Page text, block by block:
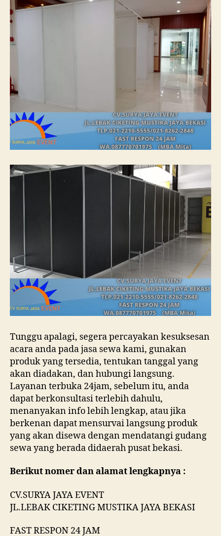
Tunggu apalagi, segera percayakan kesuksesan
acara anda pada jasa sewa kami, gunakan
produk yang tersedia, tentukan tanggal yang
akan diadakan, dan hubungi langsung.
Layanan terbuka 24jam, sebelum itu, anda
dapat berkonsultasi terlebih dahulu,
menanyakan info lebih lengkap, atau jika
berkenan dapat mensurvai langsung produk
yang akan disewa dengan mendatangi gudang
sewa yang berada didaerah pusat bekasi.
Berikut nomer dan alamat lengkapnya :
CV.SURYA JAYA EVENT
JL.LEBAK CIKETING MUSTIKA JAYA BEKASI
FAST RESPON 24 JAM